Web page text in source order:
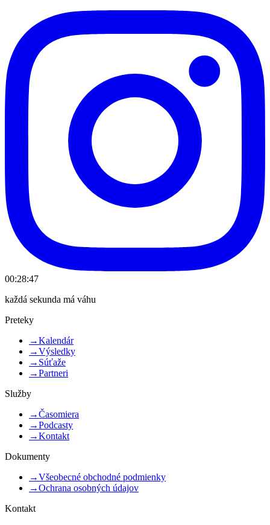
00:28:47
každá sekunda má váhu
Preteky
→Kalendár
→Výsledky
→ Súťaže
→Partneri
Služby
→Časomiera
→Podcasty
→Kontakt
Dokumenty
→Všeobecné obchodné podmienky
→Ochrana osobných údajov
Kontakt